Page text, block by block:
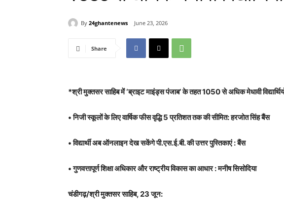
By 24ghantenews June 23, 2026
Share
*श्री मुक्तसर साहिब में ‘ब्राइट माइंड्स पंजाब’ के तहत 1050 से अधिक मेधावी
• निजी स्कूलों के लिए वार्षिक फीस वृद्धि 5 प्रतिशत तक की सीमित: हरजोत सिंह बैंस
• विद्यार्थी अब ऑनलाइन देख सकेंगे पी.एस.ई.बी. की उत्तर पुस्तिकाएं : बैंस
• गुणवत्तापूर्ण शिक्षा अधिकार और राष्ट्रीय विकास का आधार : मनीष सिसोदिया
चंडीगढ़/श्री मुक्तसर साहिब, 23 जून: